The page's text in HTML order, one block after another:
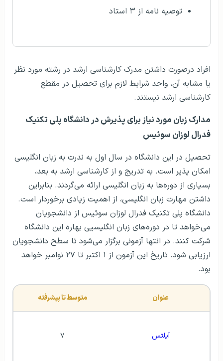
توصیه نامه از ۳ استاد
افراد درصورت داشتن مدرک کارشناسی ارشد در رشته مورد نظر
یا مشابه‌ آن، واجد شرایط لازم برای تحصیل در مقطع
کارشناسی ارشد نیستند.
مدارک زبان مورد نیاز برای پذیرش در دانشگاه پلی تکنیک
فدرال لوزان سوئيس
تحصیل در این دانشگاه در سال اول به ندرت به زبان انگلیسی
امکان پذیر است. به تدریج و از کارشناسی ارشد به بعد،
بسیاری از دوره‌ها به زبان انگلیسی ارائه می‌گردند. بنابراین
داشتن مهارت زبان انگلیسی، از اهمیت زیادی برخوردار است.
دانشگاه پلی تکنیک فدرال لوزان سوئیس از دانشجویان
می‌خواهد تا در دوره‌های زبان انگلیسیی بهاره این دانشگاه
شرکت کنند. در انتها آزمونی برگزار می‌شود تا سطح دانشجویان
ارزیابی شود. تاریخ این آزمون از ۱ اکتبر تا ۲۷ نوامبر خواهد
بود.
عنوان متوسط تا پیشرفته
آیلتس ۷